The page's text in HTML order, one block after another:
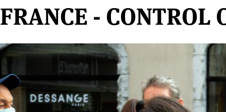
FRANCE - CONTROL